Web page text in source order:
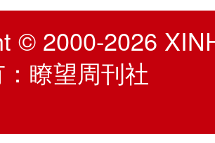
© 2000-2026
：瞭望周刊社